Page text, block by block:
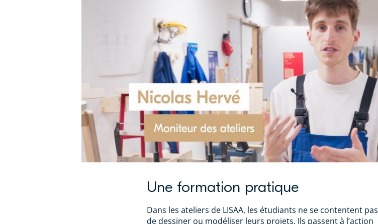
Une formation pratique
Dans les ateliers de LISAA, les étudiants ne se contentent pas
de dessiner ou modéliser leurs projets. Ils passent à l’action